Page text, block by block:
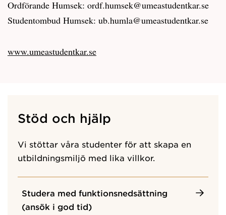
Ordförande Humsek: ordf.humsek@umeastudentkar.se
Studentombud Humsek: ub.humla@umeastudentkar.se
www.umeastudentkar.se
Stöd och hjälp
Vi stöttar våra studenter för att skapa en
utbildningsmiljö med lika villkor.
Studera med funktionsnedsättning
(ansök i god tid)